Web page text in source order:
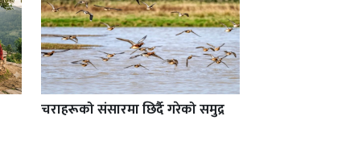
चराहरूको संसारमा छिर्दै गरेको समुद्र